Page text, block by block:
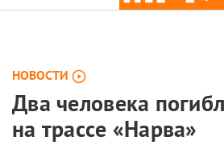
НОВОСТИ
Два человека
на трассе «Нарва»